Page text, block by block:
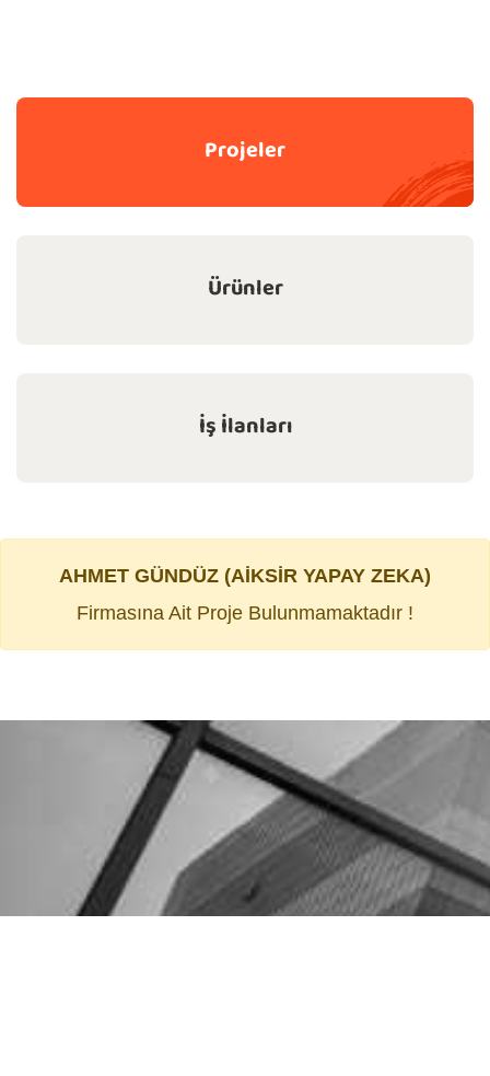
Projeler
Ürünler
İş İlanları
AHMET GÜNDÜZ (AIKSIR YAPAY ZEKA)
Firmasına Ait Proje Bulunmamaktadır !